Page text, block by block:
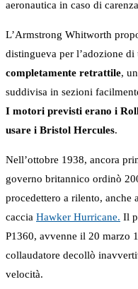
aeronautica in caso di
L’Armstrong Whitworth
distingueva per l’adozione di
completamente retrattile,
suddivisa in sezioni
I motori previsti erano i
usare i Bristol Hercules.
Nell’ottobre 1938, ancora
governo britannico ordinò
procedettero a rilento, anche
caccia Hawker Hurricane. Il
P1360, avvenne il 20 marzo
collaudatore decollò
velocità.